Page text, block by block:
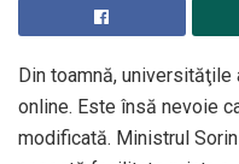
Din toamnă,
online. Este însă nevoie
modificată. Ministrul